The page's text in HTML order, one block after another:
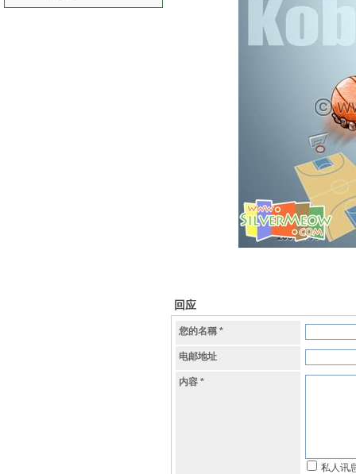
回应
您的名稱 *
电邮地址
内容 *
私人讯